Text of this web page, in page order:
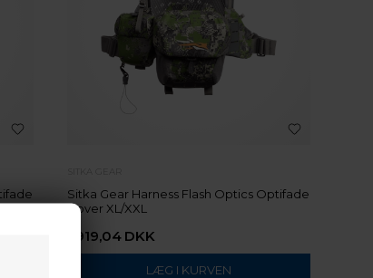
Sitka Gear Harness Flash Optics Optifade
Cover XL/XXL
1.919,04 DKK